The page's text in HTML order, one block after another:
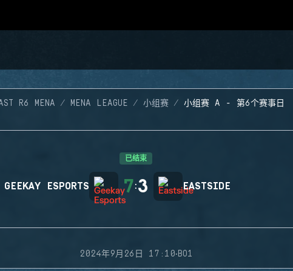
R6 MENA MENA LEAGUE 小组赛 小组赛 A - 第6个赛事日
已结束
GEEKAY ESPORTS 7:3 EASTSIDE
2024年9月26日 17:10·BO1